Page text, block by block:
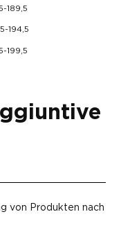
189,5
194,5
199,5
von Produkten nach